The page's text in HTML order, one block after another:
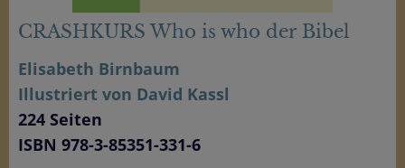
CRASHKURS Who is who der Bibel
Elisabeth Birnbaum
Illustriert von David Kassl
224 Seiten
ISBN 978-3-85351-331-6